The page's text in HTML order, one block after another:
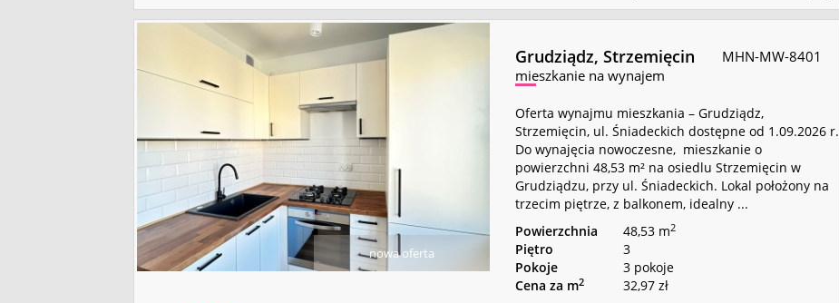
nowa oferta
Grudziądz, Strzemięcin
mieszkanie na wynajem
MHN-MW-8401
Oferta wynajmu mieszkania – Grudziądz,
Strzemięcin, ul. Śniadeckich dostępne od 1.09.2026 r.
Do wynajęcia nowoczesne, mieszkanie o
powierzchni 48,53 m² na osiedlu Strzemięcin w
Grudziądzu, przy ul. Śniadeckich. Lokal położony na
trzecim piętrze, z balkonem, idealny ...
Powierzchnia
48,53 m2
Piętro
3
Pokoje
3 pokoje
Cena za m2 32,97 zł